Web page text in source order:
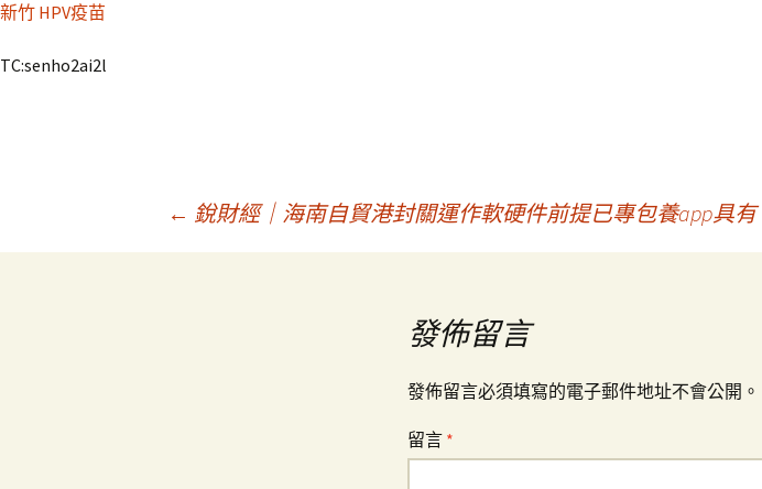
新竹 HPV疫苗
TC:senho2ai2l
← 銳財經｜海南自貿港封關運作軟硬件前提已專包養app具有
發佈留言
發佈留言必須填寫的電子郵件地址不會公開。
留言 *